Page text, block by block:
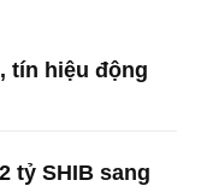
tín hiệu động
tỷ SHIB sang